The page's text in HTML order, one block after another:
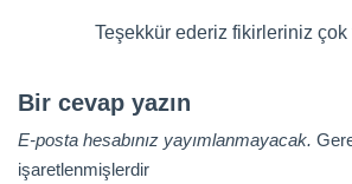
Teşekkür ederiz fikirleriniz çok
Bir cevap yazın
E-posta hesabınız yayımlanmayacak.
işaretlenmişlerdir